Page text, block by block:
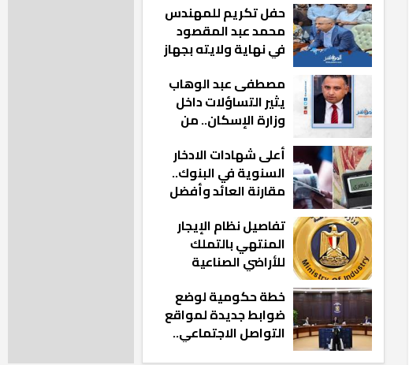
مشيت والمدينة
رجعت للخلف»
حفل تكريم للمهندس
محمد عبد المقصود
في نهاية ولايته بجهاز
مصطفى عبد الوهاب
يثير التساؤلات داخل
وزارة الإسكان.. من
المناصب؟
أعلى شهادات الادخار
السنوية في البنوك..
مقارنة العائد وأفضل
تفاصيل نظام الإيجار
المنتهي بالتملك
للأراضي الصناعية
خطة حكومية لوضع
ضوابط جديدة لمواقع
التواصل الاجتماعي..